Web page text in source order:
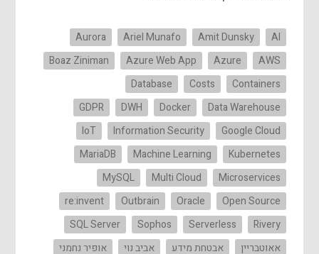
AI
Amit Dunsky
Ariel Munafo
Aurora
AWS
Azure
Azure Web App
Boaz Ziniman
Containers
Costs
Database
Data Warehouse
Docker
DWH
GDPR
Google Cloud
Information Security
IoT
Kubernetes
Machine Learning
MariaDB
Microservices
Multi Cloud
MySQL
Open Source
Oracle
Outbrain
re:invent
Rivery
Serverless
Sophos
SQL Server
אאוטבריין
אבטחת מידע אביב נוי
אופיר נחמני